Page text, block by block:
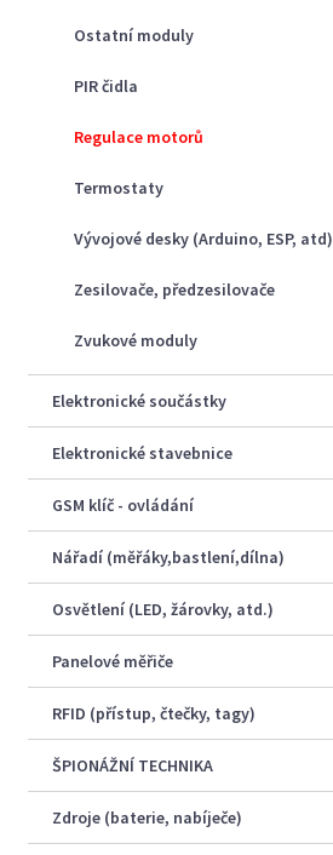
Ostatní moduly
PIR čidla
Regulace motorů
Termostaty
Vývojové desky (Arduino, ESP, atd)
Zesilovače, předzesilovače
Zvukové moduly
Elektronické součástky
Elektronické stavebnice
GSM klíč - ovládání
Nářadí (měřáky,bastlení,dílna)
Osvětlení (LED, žárovky, atd.)
Panelové měřiče
RFID (přístup, čtečky, tagy)
ŠPIONÁŽNÍ TECHNIKA
Zdroje (baterie, nabíječe)